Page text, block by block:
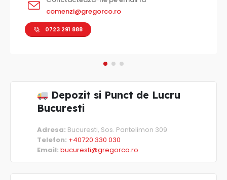
Depozit si Punct de Lucru
Bucuresti
Adresa: Bucuresti, Sos. Pantelimon 309
Telefon: +40720 330 030
Email: bucuresti@gregorco.ro